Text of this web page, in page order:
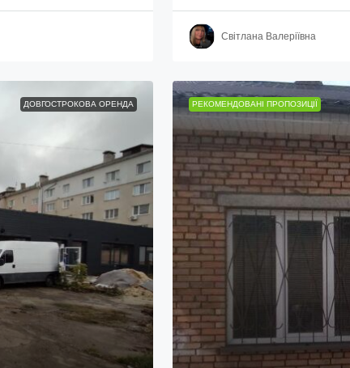
Світлана Валеріївна
ДОВГОСТРОКОВА ОРЕНДА РЕКОМЕНДОВАНІ ПРОПОЗИЦІЇ